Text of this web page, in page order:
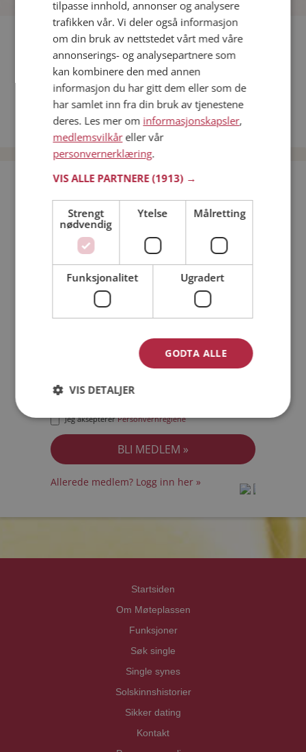
Fler single
Flere singlemenn fra Nittedal:Thomas,Simen
Kvinner fra Nittedal
Date kvinner i Norge
Date menn i Norge
Bli medlem gratis!
Jeg er en:
Jeg akseptererPersonvernreglene
Allerede medlem? Logg inn her »
Startsiden
Om Møteplassen
Funksjoner
Søk single
Single synes
Solskinnshistorier
Sikker dating
Kontakt
tilpasse innhold, annonser og analysere
trafikken vår. Vi deler også informasjon
om din bruk av nettstedet vårt med våre
annonserings- og analysepartnere som
kan kombinere den med annen
informasjon du har gitt dem eller som de
har samlet inn fra din bruk av tjenestene
deres. Les mer om informasjonskapsler,
medlemsvilkåreller vår
personvernerklæring.
VIS ALLE PARTNERE(1913) →
Strengt
nødvendig
Ytelse Målretting
Funksjonalitet Ugradert
GODTA ALLE
VIS DETALJER